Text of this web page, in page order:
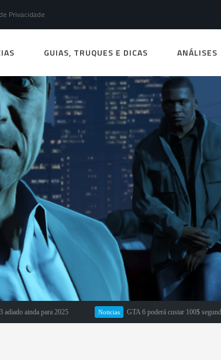
Privacidade
GUIAS, TRUQUES E DICAS ANÁLISES
para 2025 GTA 6 poderá custar 100$ segundo